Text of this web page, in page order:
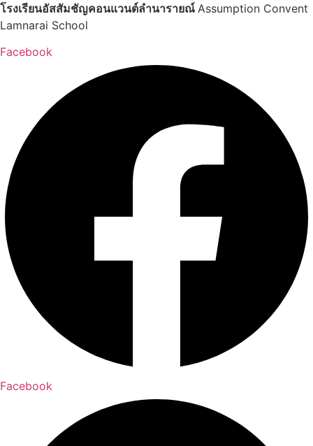
โรงเรียนอัสสัมชัญคอนแวนต์ลำนารายณ์ Assumption Convent
Lamnarai School
Facebook
Facebook